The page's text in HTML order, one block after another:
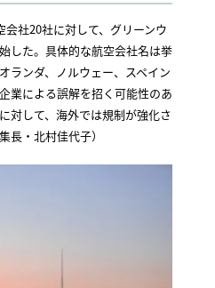
社20社に対して、グリーンウ
した。具体的な航空会社名は挙
ランダ、ノルウェー、スペイン
業による誤解を招く可能性のあ
対して、海外では規制が強化さ
長・北村佳代子）